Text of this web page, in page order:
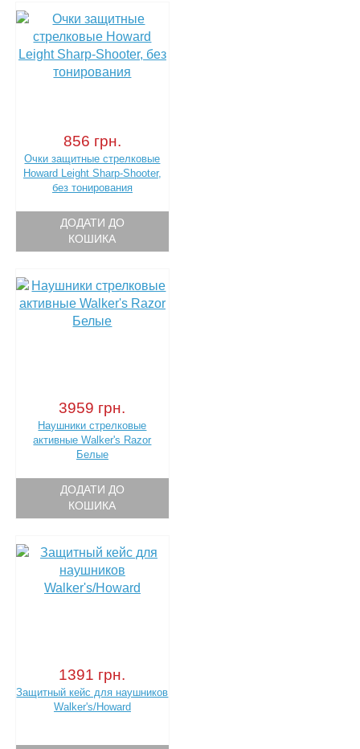
856 грн.
Очки защитные стрелковые
Howard Leight Sharp-Shooter,
без тонирования
ДОДАТИ ДО
КОШИКА
3959 грн.
Наушники стрелковые
активные Walker's Razor
Белые
ДОДАТИ ДО
КОШИКА
1391 грн.
Защитный кейс для наушников
Walker's/Howard